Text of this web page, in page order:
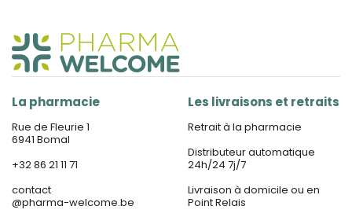
La pharmacie
Rue de Fleurie 1
6941 Bomal
+32 86 21 11 71
contact
@pharma-welcome.be
Les livraisons et retraits
Retrait à la pharmacie
Distributeur automatique
24h/24 7j/7
Livraison à domicile ou en
Point Relais